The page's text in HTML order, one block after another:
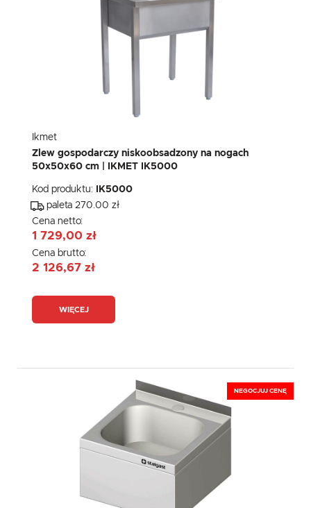
Ikmet
Zlew gospodarczy niskoobsadzony na nogach
50x50x60 cm | IKMET IK5000
Kod produktu:
IK5000
paleta 270.00 zł
Cena netto:
1 729,00 zł
Cena brutto:
2 126,67 zł
WIĘCEJ
NEGOCJUJ CENĘ